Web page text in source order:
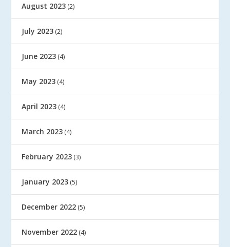
August 2023 (2)
July 2023 (2)
June 2023 (4)
May 2023 (4)
April 2023 (4)
March 2023 (4)
February 2023 (3)
January 2023 (5)
December 2022 (5)
November 2022 (4)